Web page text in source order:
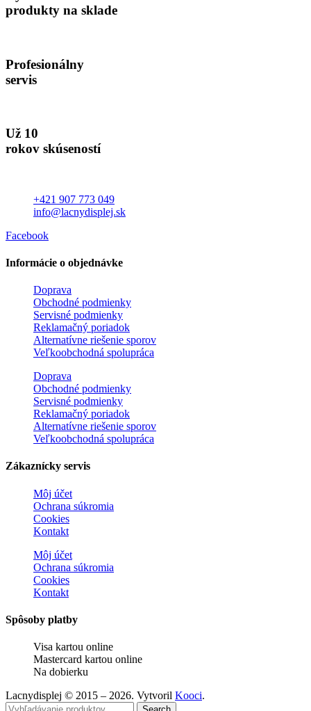
produkty na sklade
Profesionálny
servis
Už 10
rokov skúseností
+421 907 773 049
info@lacnydisplej.sk
Facebook
Informácie o objednávke
Doprava
Obchodné podmienky
Servisné podmienky
Reklamačný poriadok
Alternatívne riešenie sporov
Veľkoobchodná spolupráca
Doprava
Obchodné podmienky
Servisné podmienky
Reklamačný poriadok
Alternatívne riešenie sporov
Veľkoobchodná spolupráca
Zákaznícky servis
Môj účet
Ochrana súkromia
Cookies
Kontakt
Môj účet
Ochrana súkromia
Cookies
Kontakt
Spôsoby platby
Visa kartou online
Mastercard kartou online
Na dobierku
Lacnydisplej © 2015 – 2026. Vytvoril Kooci.